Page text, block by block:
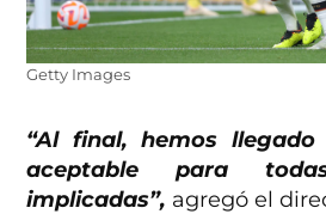
Getty Images
“Al final, hemos
aceptable para
implicadas”, agregó el